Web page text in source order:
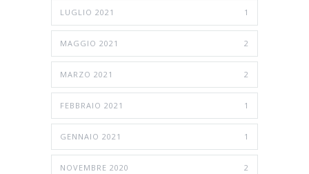
LUGLIO 2021 1
MAGGIO 2021 2
MARZO 2021 2
FEBBRAIO 2021 1
GENNAIO 2021 1
NOVEMBRE 2020 2